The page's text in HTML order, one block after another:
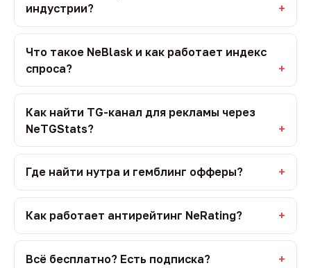
индустрии?
Что такое NeBlask и как работает индекс
спроса?
Как найти TG-канал для рекламы через
NeTGStats?
Где найти нутра и гемблинг офферы?
Как работает антирейтинг NeRating?
Всё бесплатно? Есть подписка?